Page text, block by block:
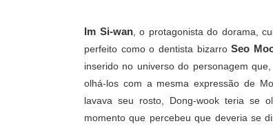
Im Si-wan, o protagonista do dorama,
perfeito como o dentista bizarroSeo
inserido no universo do personagem
olhá-los com a mesma expressão de
lavava seu rosto, Dong-wook teria se
momento que percebeu que deveria se